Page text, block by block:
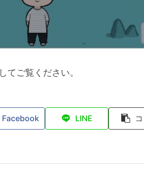
してご覧ください。
Facebook LINE